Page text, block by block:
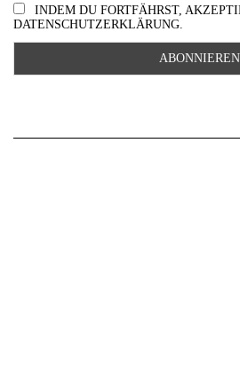
INDEM DU FORTFÄHRST,
DATENSCHUTZERKLÄRUNG.